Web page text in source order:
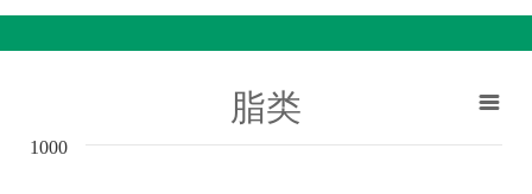
脂类
1000